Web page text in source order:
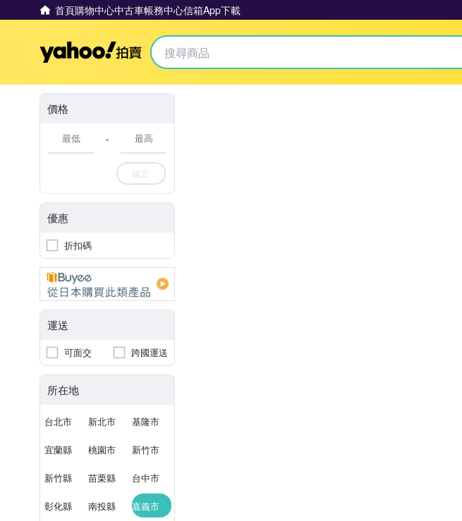
首頁購物中心中古車帳務中心信箱App下載
Yahoo拍賣
價格
-
確定
優惠
折扣碼
運送
可面交 跨國運送
所在地
台北市 新北市 基隆市
宜蘭縣 桃園市 新竹市
新竹縣 苗栗縣 台中市
彰化縣 南投縣 嘉義市